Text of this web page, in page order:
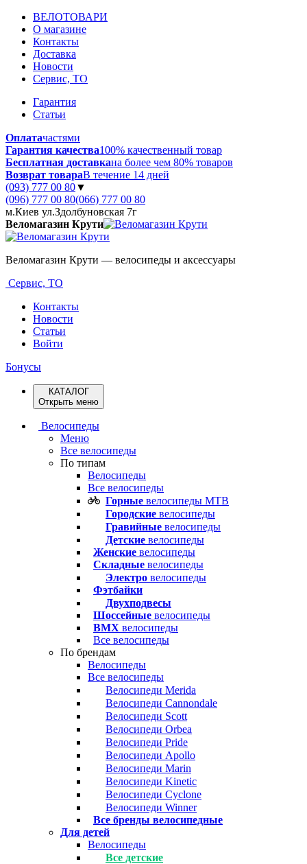
ВЕЛОТОВАРИ
О магазине
Контакты
Доставка
Новости
Сервис, ТО
Гарантия
Статьи
Оплатачастями
Гарантия качества100% качественный товар
Бесплатная доставкана более чем 80% товаров
Возврат товараВ течение 14 дней
(093) 777 00 80▼
(096) 777 00 80(066) 777 00 80
м.Киев ул.Здолбуновская 7г
Веломагазин Крути
Веломагазин Крути — велосипеды и аксессуары
Сервис, ТО
Контакты
Новости
Статьи
Войти
Бонусы
КАТАЛОГ
Открыть меню
Велосипеды
Меню
Все велосипеды
По типам
Велосипеды
Все велосипеды
Горные велосипеды MTB
Городские велосипеды
Гравийные велосипеды
Детские велосипеды
Женские велосипеды
Складные велосипеды
Электро велосипеды
Фэтбайки
Двухподвесы
Шоссейные велосипеды
BMX велосипеды
Все велосипеды
По брендам
Велосипеды
Все велосипеды
Велосипеди Merida
Велосипеди Cannondale
Велосипеди Scott
Велосипеди Orbea
Велосипеди Pride
Велосипеди Apollo
Велосипеди Marin
Велосипеди Kinetic
Велосипеди Cyclone
Велосипеди Winner
Все бренды велосипедные
Для детей
Велосипеды
Все детские